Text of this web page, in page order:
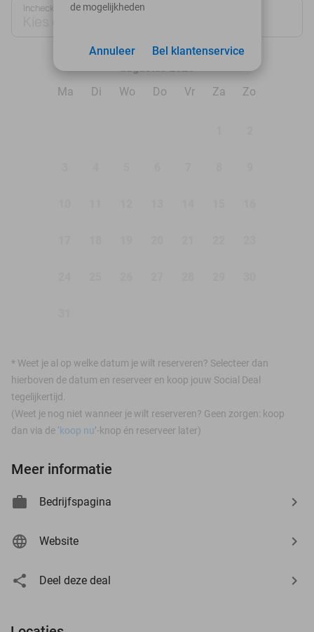
Inchecken
Ma
Di Wo Do Vr Za Zo
* Weet je al op welke datum je wilt reserveren? Selecteer dan
hierboven de datum en reserveer en koop jouw Social Deal
tegelijkertijd.
(Weet je nog niet wanneer je wilt reserveren? Geen zorgen: koop
dan via de ‘koop nu’-knop én reserveer later)
de mogelijkheden
Bel klantenservice
Annuleer
Meer informatie
Bedrijfspagina
Website
Deel deze deal